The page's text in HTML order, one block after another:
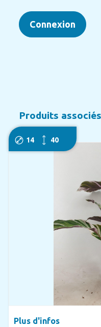
Connexion
Produits associés
14 40
Plus d'infos